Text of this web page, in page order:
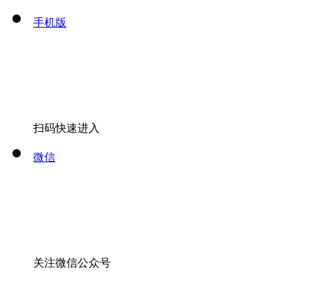
手机版
扫码快速进入
微信
关注微信公众号